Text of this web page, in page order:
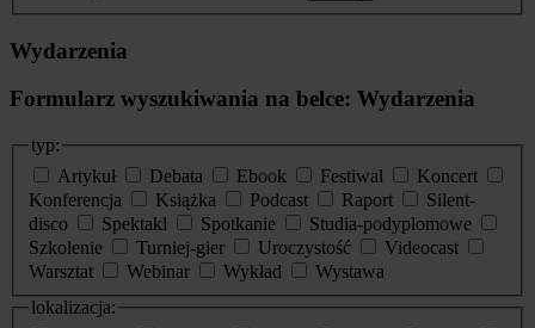
Wydarzenia
Formularz wyszukiwania na belce: Wydarzenia
typ:
Artykuł
Debata Ebook Festiwal
Koncert
Konferencja
Książka Podcast Raport
Silent-
disco
Spektakl Spotkanie
Studia-podyplomowe
Szkolenie
Turniej-gier Uroczystość
Videocast
Warsztat
Webinar Wykład
Wystawa
lokalizacja: